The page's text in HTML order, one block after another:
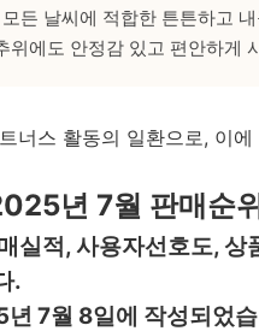
든 날씨에 적합한 튼튼하고
위에도 안정감 있고 편안하게
너스 활동의 일환으로, 이
년 7월 판매순
실적, 사용자선호도,
.
7월 8일에 작성되었